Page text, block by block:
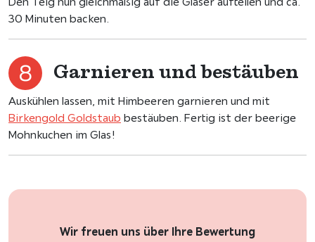
30 Minuten backen.
Garnieren und bestäuben
Auskühlen lassen, mit Himbeeren garnieren und mit
Birkengold Goldstaub bestäuben. Fertig ist der beerige
Mohnkuchen im Glas!
Wir freuen uns über Ihre Bewertung